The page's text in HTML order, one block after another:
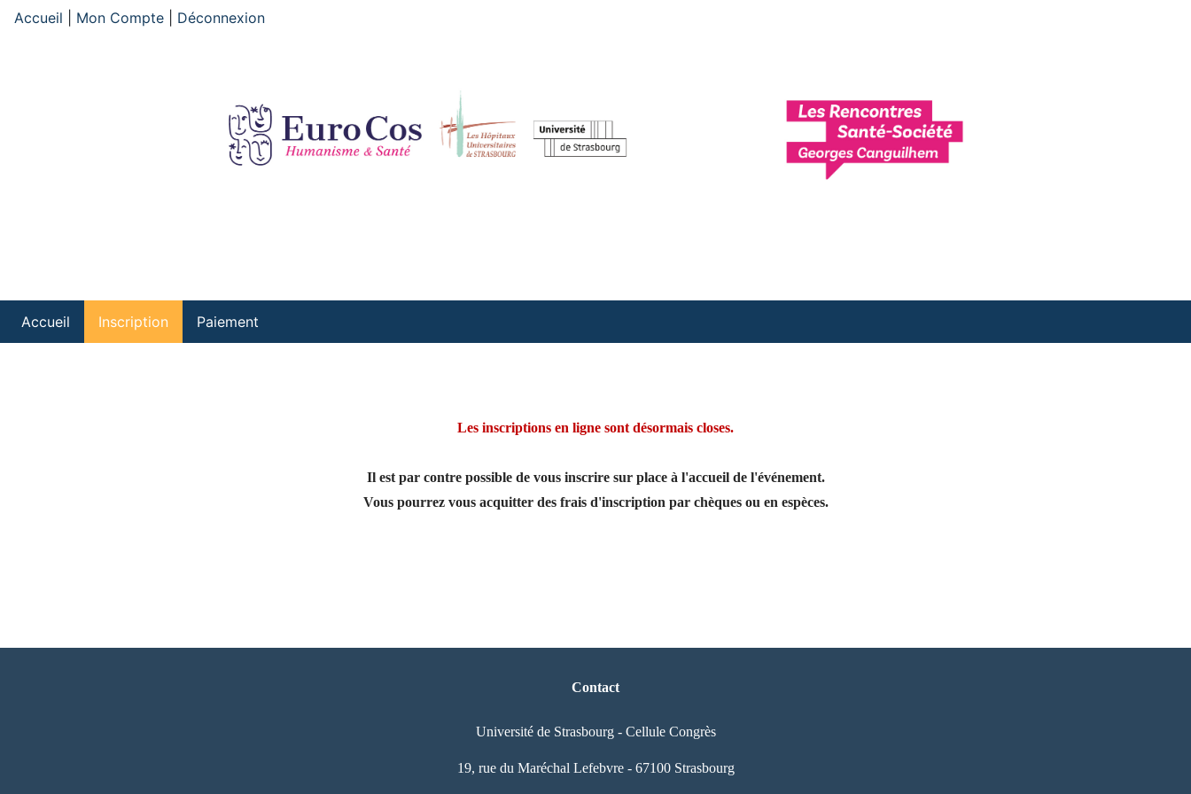
Accueil Mon Compte Déconnexion
Accueil Inscription Paiement
Les inscriptions en ligne sont désormais closes.
Il est par contre possible de vous inscrire sur place à l'accueil de l'événement.
Vous pourrez vous acquitter des frais d'inscription par chèques ou en espèces.
Contact
Université de Strasbourg - Cellule Congrès
19, rue du Maréchal Lefebvre - 67100 Strasbourg